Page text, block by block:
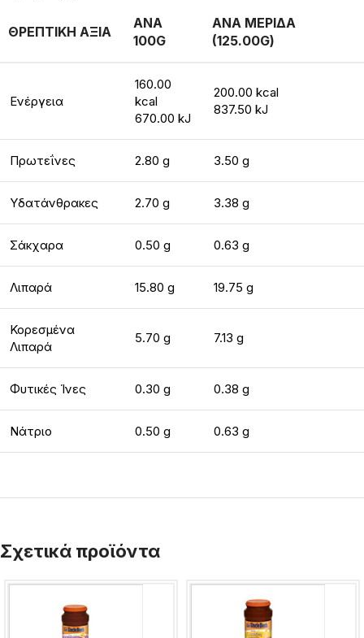
ΘΡΕΠΤΙΚΗ ΑΞΙΑ
ΑΝΑ
100G
ΑΝΑ ΜΕΡΙΔΑ
(125.00G)
Ενέργεια
160.00
kcal
670.00 kJ
200.00 kcal
837.50 kJ
Πρωτεΐνες 2.80 g 3.50 g
Υδατάνθρακες 2.70 g 3.38 g
Σάκχαρα 0.50 g 0.63 g
Λιπαρά 15.80 g 19.75 g
Κορεσμένα
Λιπαρά
5.70 g 7.13 g
Φυτικές Ίνες 0.30 g 0.38 g
Νάτριο 0.50 g 0.63 g
Σχετικά προϊόντα